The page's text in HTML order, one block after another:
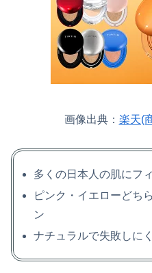
画像出典： 楽天(
多くの日本人の肌にフ
ピンク・イエローどち
ン
ナチュラルで失敗しに